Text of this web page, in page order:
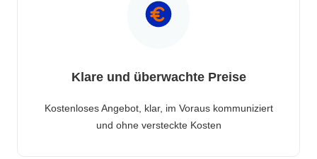
Klare und überwachte Preise
Kostenloses Angebot, klar, im Voraus kommuniziert
und ohne versteckte Kosten